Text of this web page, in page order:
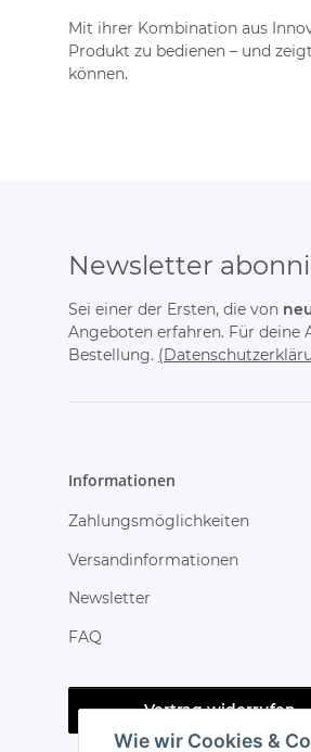
Wie wir Cookies &
Mit ihrer Kombination aus
Produkt zu bedienen – und
können.
Newsletter
Sei einer der Ersten, die von
Angeboten erfahren. Für deine
Bestellung.
Informationen
Zahlungsmöglichkeiten
Versandinformationen
Newsletter
FAQ
Vertrag widerrufen